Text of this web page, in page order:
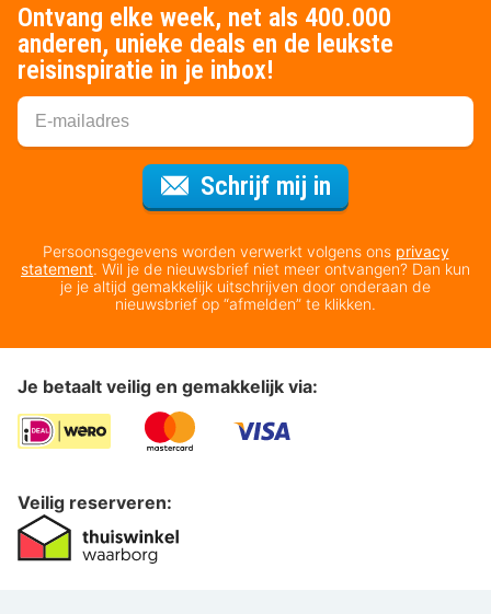
Ontvang elke week, net als 400.000
anderen, unieke deals en de leukste
reisinspiratie in je inbox!
Schrijf mij in
Persoonsgegevens worden verwerkt volgens ons privacy
statement. Wil je de nieuwsbrief niet meer ontvangen? Dan kun
je je altijd gemakkelijk uitschrijven door onderaan de
nieuwsbrief op “afmelden” te klikken.
Je betaalt veilig en gemakkelijk via:
Veilig reserveren: